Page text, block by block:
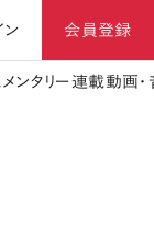
ン 会員登録
メンタリー 連載動画